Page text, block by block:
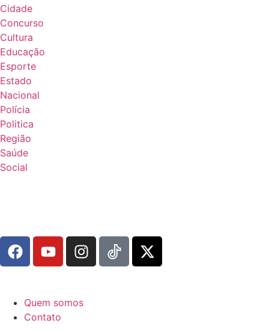
Cidade
Concurso
Cultura
Educação
Esporte
Estado
Nacional
Polícia
Politica
Região
Saúde
Social
Quem somos
Contato